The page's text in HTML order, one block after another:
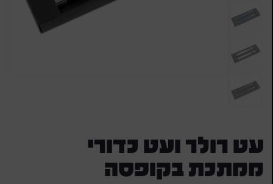
עט רולר ועט כדורי
ממתכת בקופסה